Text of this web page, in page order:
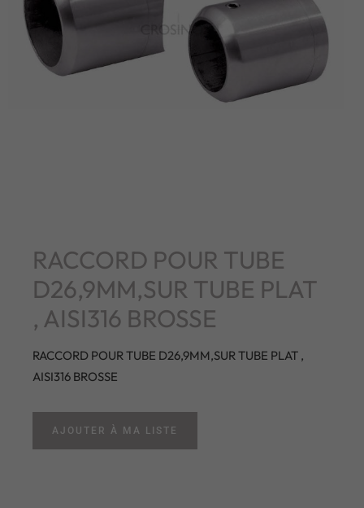
RACCORD POUR TUBE
D26,9MM,SUR TUBE PLAT
, AISI316 BROSSE
RACCORD POUR TUBE D26,9MM,SUR TUBE PLAT ,
AISI316 BROSSE
AJOUTER À MA LISTE